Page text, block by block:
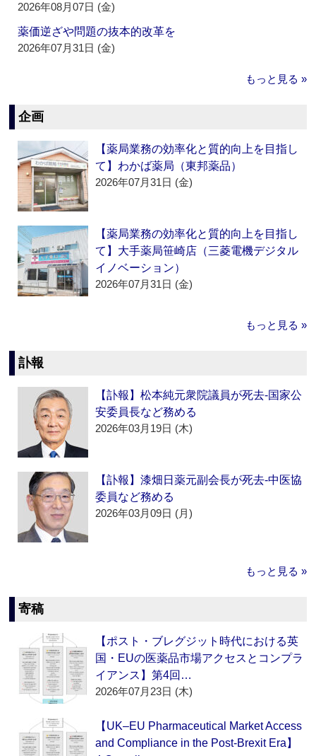
2026年08月07日 (金)
薬価逆ざや問題の抜本的改革を
2026年07月31日 (金)
もっと見る »
企画
【薬局業務の効率化と質的向上を目指し
て】わかば薬局（東邦薬品）
2026年07月31日 (金)
【薬局業務の効率化と質的向上を目指し
て】大手薬局笹崎店（三菱電機デジタル
イノベーション）
2026年07月31日 (金)
もっと見る »
訃報
【訃報】松本純元衆院議員が死去‐国家公
安委員長など務める
2026年03月19日 (木)
【訃報】漆畑日薬元副会長が死去‐中医協
委員など務める
2026年03月09日 (月)
もっと見る »
寄稿
【ポスト・ブレグジット時代における英
国・EUの医薬品市場アクセスとコンプラ
イアンス】第4回…
2026年07月23日 (木)
【UK–EU Pharmaceutical Market Access
and Compliance in the Post-Brexit Era】